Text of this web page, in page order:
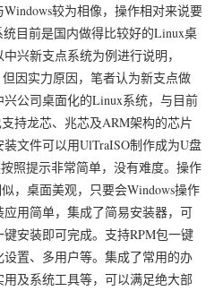
较为相像，操作相对来说要
目前是国内做得比较好的Linux桌
兴新支点系统为例进行说明，
因实力原因，笔者认为新支点做
公司桌面化的Linux系统，与目前
持龙芯、兆芯及ARM架构的芯片
文件可以用UlTraISO制作成为U盘
照提示非常简单，没有难度。操作
，桌面美观，只要会Windows操作
用简单，集成了简易安装器，可
安装即可完成。支持RPM包一键
置、多用户等。集成了常用的办
及系统工具等，可以满足绝大部